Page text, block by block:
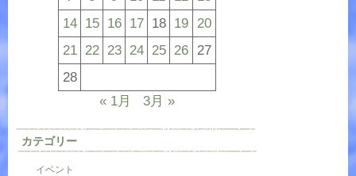
14 15 16 17 18 19 20
21 22 23 24 25 26 27
28
« 1月
3月 »
カテゴリー
イベント